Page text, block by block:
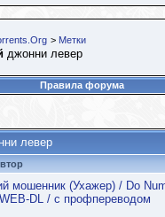
> Метки
джонни левер
Правила форума
левер
мошенник (Ухажер) / Do
DL / с профпереводом